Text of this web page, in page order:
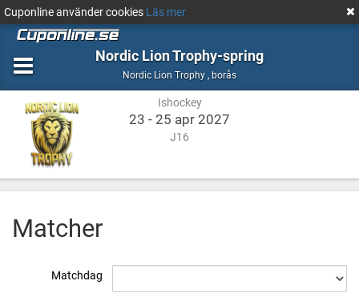
Cuponline använder cookies Läs mer
Nordic Lion Trophy-spring
Nordic Lion Trophy , Ishockey
boråsborås
Ishockey
23 - 25 apr 2027
J16
Matcher
Matchdag